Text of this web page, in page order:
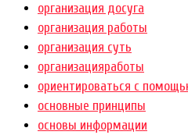
организация досуга
организация работы
организация суть
организацияработы
ориентироваться с
основные принципы
основы информации